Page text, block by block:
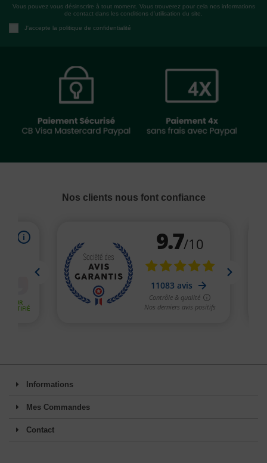
Vous pouvez vous désinscrire à tout moment. Vous trouverez pour cela nos informations
de contact dans les conditions d'utilisation du site.
J'accepte la politique de confidentialité
Nos clients nous font confiance
Informations
Mes Commandes
Contact